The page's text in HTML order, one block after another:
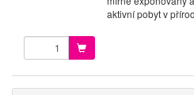
aktivní pobyt v